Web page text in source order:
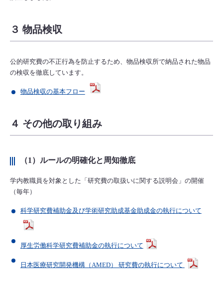
３ 物品検収
公的研究費の不正行為を防止するため、物品検収所で納品された物品
の検収を徹底しています。
物品検収の基本フロー
４ その他の取り組み
（1）ルールの明確化と周知徹底
学内教職員を対象とした「研究費の取扱いに関する説明会」の開催
（毎年）
科学研究費補助金及び学術研究助成基金助成金の執行について
厚生労働科学研究費補助金の執行について
日本医療研究開発機構（AMED） 研究費の執行について